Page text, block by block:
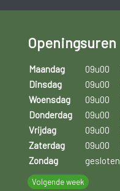
Openingsuren
Maandag 09u00
Dinsdag
09u00
Woensdag
09u00
Donderdag
09u00
Vrijdag
09u00
Zaterdag
09u00
Zondag
gesloten
Volgende week